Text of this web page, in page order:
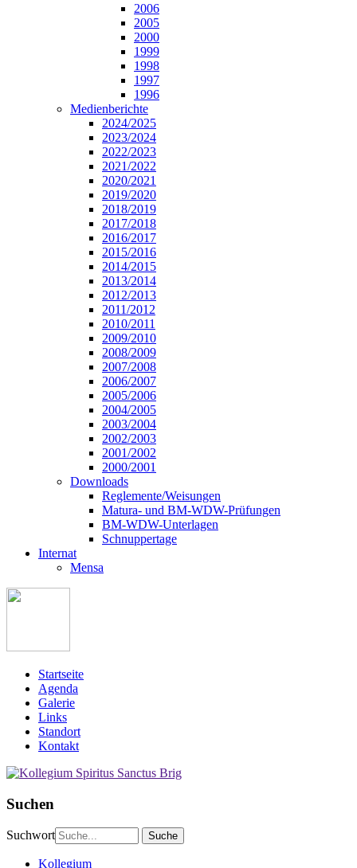
2006
2005
2000
1999
1998
1997
1996
Medienberichte
2024/2025
2023/2024
2022/2023
2021/2022
2020/2021
2019/2020
2018/2019
2017/2018
2016/2017
2015/2016
2014/2015
2013/2014
2012/2013
2011/2012
2010/2011
2009/2010
2008/2009
2007/2008
2006/2007
2005/2006
2004/2005
2003/2004
2002/2003
2001/2002
2000/2001
Downloads
Reglemente/Weisungen
Matura- und BM-WDW-Prüfungen
BM-WDW-Unterlagen
Schnuppertage
Internat
Mensa
Startseite
Agenda
Galerie
Links
Standort
Kontakt
Suchen
Suchwort
Kollegium